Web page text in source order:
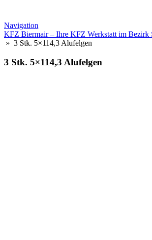
Navigation
KFZ Biermair – Ihre KFZ Werkstatt im Bezirk
» 3 Stk. 5×114,3 Alufelgen
3 Stk. 5×114,3 Alufelgen